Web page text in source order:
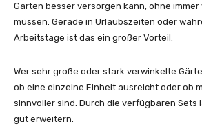
Garten besser versorgen kann, ohne immer
müssen. Gerade in Urlaubszeiten oder
Arbeitstage ist das ein großer Vorteil.
Wer sehr große oder stark verwinkelte
ob eine einzelne Einheit ausreicht oder ob
sinnvoller sind. Durch die verfügbaren Sets
gut erweitern.